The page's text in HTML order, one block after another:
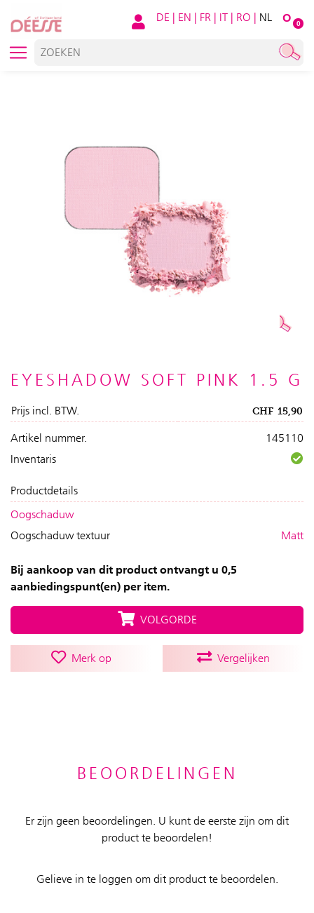
O 0
DE | EN | FR | IT | RO | NL
EYESHADOW SOFT PINK 1.5 G
Prijs incl. BTW. CHF 15,90
Artikel nummer.
145110
Inventaris
Productdetails
Oogschaduw
Oogschaduw textuur
Matt
Bij aankoop van dit product ontvangt u 0,5
aanbiedingspunt(en) per item.
VOLGORDE
Merk op Vergelijken
BEOORDELINGEN
Er zijn geen beoordelingen. U kunt de eerste zijn om dit
product te beoordelen!
Gelieve in te loggen om dit product te beoordelen.